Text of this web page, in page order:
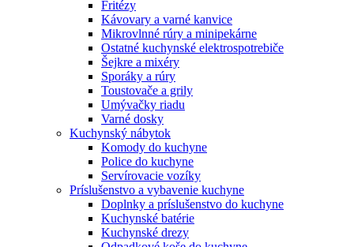
Fritézy
Kávovary a varné kanvice
Mikrovlnné rúry a minipekárne
Ostatné kuchynské elektrospotrebiče
Šejkre a mixéry
Sporáky a rúry
Toustovače a grily
Umývačky riadu
Varné dosky
Kuchynský nábytok
Komody do kuchyne
Police do kuchyne
Servírovacie vozíky
Príslušenstvo a vybavenie kuchyne
Doplnky a príslušenstvo do kuchyne
Kuchynské batérie
Kuchynské drezy